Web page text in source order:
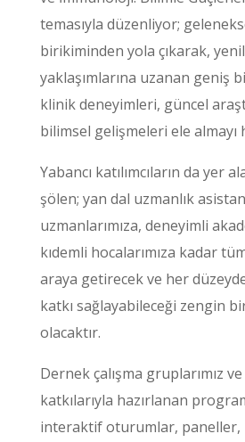
temasıyla düzenliyor;
birikiminden yola çıkarak,
yaklaşımlarına uzanan geniş
klinik deneyimleri, güncel
bilimsel gelişmeleri ele almayı
Yabancı katılımcıların da yer
şölen; yan dal uzmanlık
uzmanlarımıza, deneyimli
kıdemli hocalarımıza kadar
araya getirecek ve her düzeyde
katkı sağlayabileceği zengin
olacaktır.
Dernek çalışma gruplarımız
katkılarıyla hazırlanan
interaktif oturumlar, paneller,